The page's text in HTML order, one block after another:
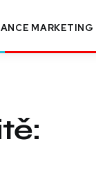
MARKETING